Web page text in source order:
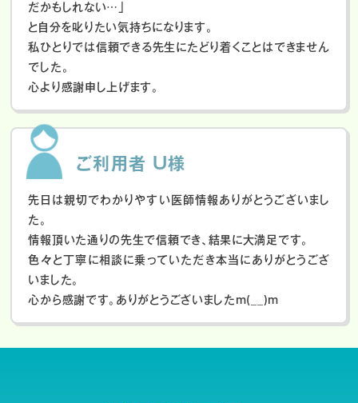
だかもしれない…」
と自分を叱りたい気持ちになります。
私ひとりでは信頼できる先生にたどり着くことはできません
でした。
心より感謝申し上げます。
ご利用者 U様
先日は親切でわかりやすい医師情報ありがとうございまし
た。
情報頂いた通りの先生で信頼でき、結果に大満足です。
色々と丁寧に相談に乗っていただき本当にありがとうござ
いました。
心から感謝です。ありがとうございましたm(__)m